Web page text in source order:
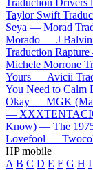
Taylor Swift
Seya — Morad
Morado — J Balvin
Traduction
Michele Morrone
Yours — Avicii
You Need to
Okay — MGK
—
Know) — The
Lovefool —
HP mobile
A B C D E F G H I